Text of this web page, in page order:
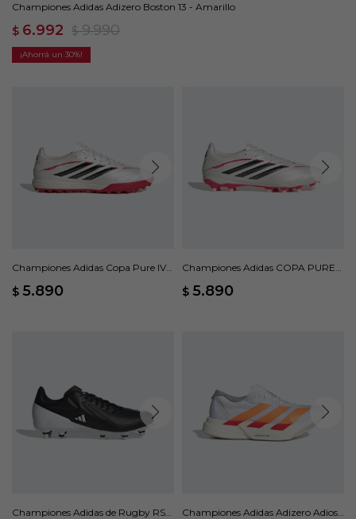
Championes Adidas Adizero Boston 13 - Amarillo
$ 6.992 $ 9.990
30
Championes Adidas Copa Pure IV
$ 5.890
Championes Adidas COPA PURE
$ 5.890
Championes Adidas de Rugby RS15
Championes Adidas Adizero Adios